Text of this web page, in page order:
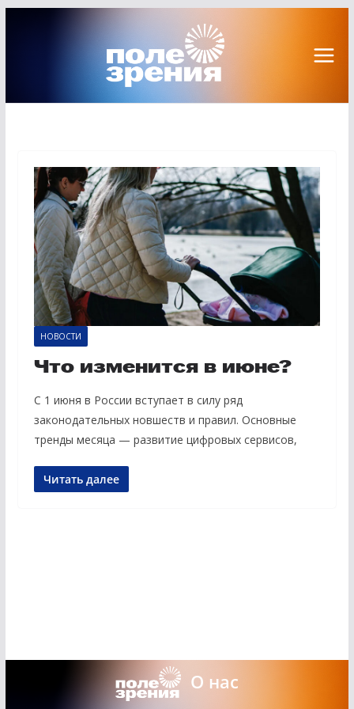
НОВОСТИ
Что изменится в июне?
С 1 июня в России вступает в силу ряд
законодательных новшеств и правил. Основные
тренды месяца — развитие цифровых сервисов,
Читать далее
О нас